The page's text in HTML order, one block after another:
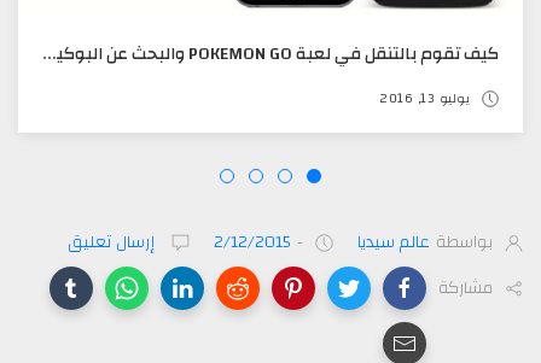
كيف تقوم بالتنقل في لعبة POKEMON GO والبحث عن البوكيمون وأنت جالس بمكانك
يوليو 13, 2016
بواسطة عالم سيديا -
2/12/2015
إرسال تعليق
مشاركة